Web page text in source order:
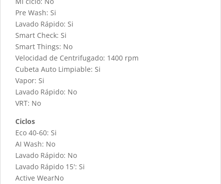
Pre Wash: Si
Lavado Rápido: Si
Smart Check: Si
Smart Things: No
Velocidad de Centrifugado: 1400 rpm
Cubeta Auto Limpiable: Si
Vapor: Si
Lavado Rápido: No
VRT: No
Ciclos
Eco 40-60: Si
AI Wash: No
Lavado Rápido: No
Lavado Rápido 15': Si
Active WearNo